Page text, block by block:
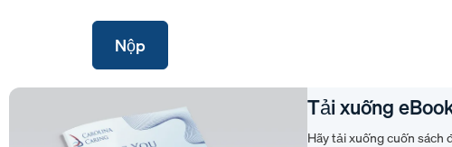
Tải xuống
Hãy tải xuống cuốn sách